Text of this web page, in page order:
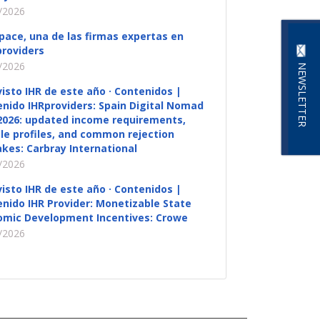
NEWSLETTER
una de las firmas expertas en
IHR de este año · Contenidos |
IHRproviders: Spain Digital Nomad
updated income requirements,
profiles, and common rejection
Carbray International
IHR de este año · Contenidos |
IHR Provider: Monetizable State
Development Incentives: Crowe